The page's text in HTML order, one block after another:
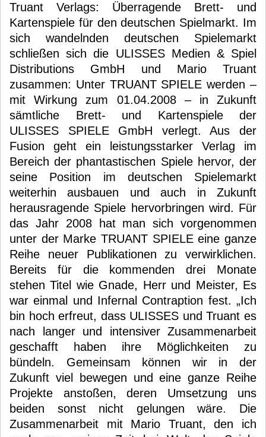
Truant Verlags: Überragende Brett- und
Kartenspiele für den deutschen Spielmarkt. Im
sich wandelnden deutschen Spielemarkt
schließen sich die ULISSES Medien & Spiel
Distributions GmbH und Mario Truant
zusammen: Unter TRUANT SPIELE werden –
mit Wirkung zum 01.04.2008 – in Zukunft
sämtliche Brett- und Kartenspiele der
ULISSES SPIELE GmbH verlegt. Aus der
Fusion geht ein leistungsstarker Verlag im
Bereich der phantastischen Spiele hervor, der
seine Position im deutschen Spielemarkt
weiterhin ausbauen und auch in Zukunft
herausragende Spiele hervorbringen wird. Für
das Jahr 2008 hat man sich vorgenommen
unter der Marke TRUANT SPIELE eine ganze
Reihe neuer Publikationen zu verwirklichen.
Bereits für die kommenden drei Monate
stehen Titel wie Gnade, Herr und Meister, Es
war einmal und Infernal Contraption fest. „Ich
bin hoch erfreut, dass ULISSES und Truant es
nach langer und intensiver Zusammenarbeit
geschafft haben ihre Möglichkeiten zu
bündeln. Gemeinsam können wir in der
Zukunft viel bewegen und eine ganze Reihe
Projekte anstoßen, deren Umsetzung uns
beiden sonst nicht gelungen wäre. Die
Zusammenarbeit mit Mario Truant, den ich